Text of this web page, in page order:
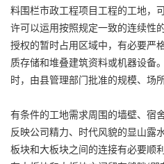
料围栏市政工程项目工程的工地，
许可以运用按照规定一致的连续性
授权的暂时占用区域中，有必要严
质存储和堆叠建筑资料或机器设备
时，由县管理部门批准的规模、场
有条件的工地需求周围的墙壁、宿
反映公司精力、时代风貌的显山露
板块和大板块之间的连接有必要顺